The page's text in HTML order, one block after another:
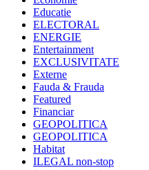
Educatie
ELECTORAL
ENERGIE
Entertainment
EXCLUSIVITATE
Externe
Fauda & Frauda
Featured
Financiar
GEOPOLITICA
GEOPOLITICA
Habitat
ILEGAL non-stop